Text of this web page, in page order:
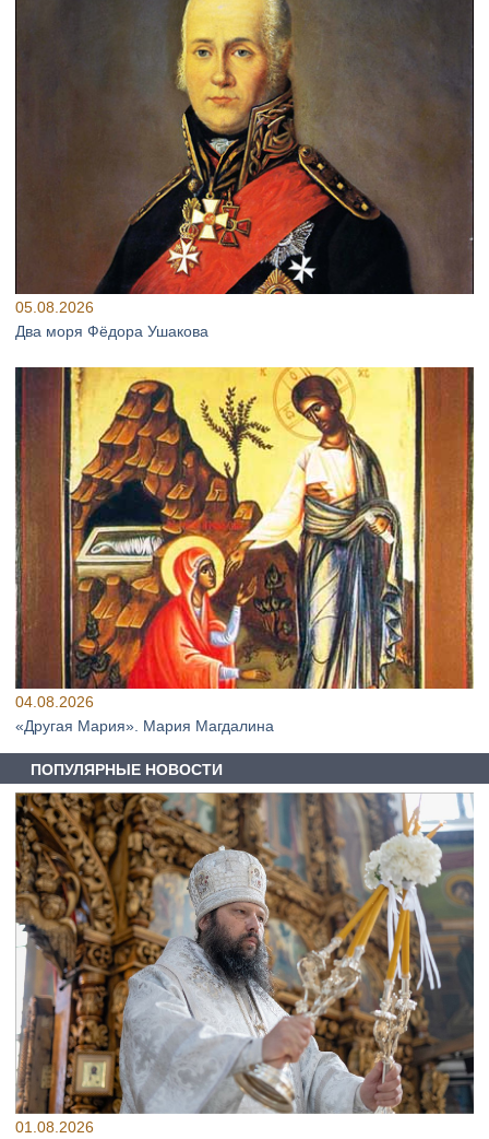
05.08.2026
Два моря Фёдора Ушакова
04.08.2026
«Другая Мария». Мария Магдалина
ПОПУЛЯРНЫЕ НОВОСТИ
01.08.2026